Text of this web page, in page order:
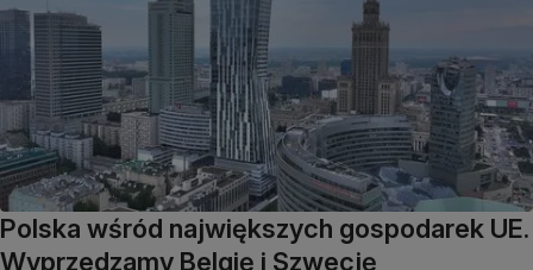
Polska wśród największych gospodarek UE.
Wyprzedzamy Belgię i Szwecję